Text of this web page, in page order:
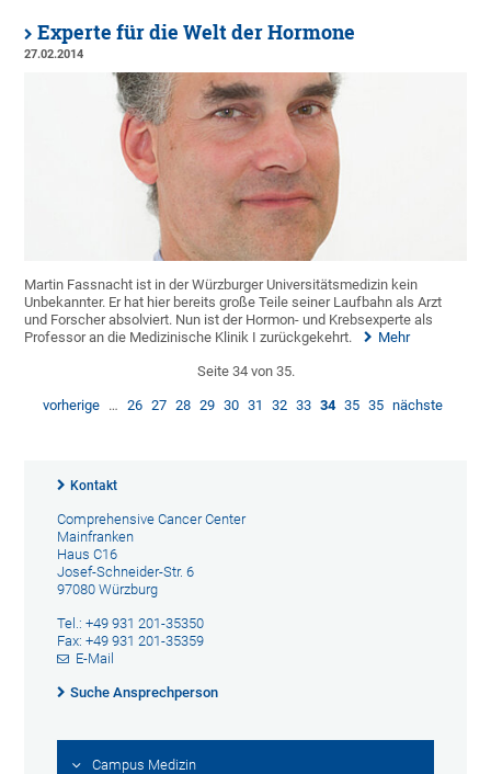
Experte für die Welt der Hormone
27.02.2014
Martin Fassnacht ist in der Würzburger Universitätsmedizin kein
Unbekannter. Er hat hier bereits große Teile seiner Laufbahn als Arzt
und Forscher absolviert. Nun ist der Hormon- und Krebsexperte als
Professor an die Medizinische Klinik I zurückgekehrt.
Mehr
Seite 34 von 35.
vorherige … 26 27 28 29 30 31 32 33 34 35 35 nächste
Kontakt
Comprehensive Cancer Center
Mainfranken
Haus C16
Josef-Schneider-Str. 6
97080 Würzburg
Tel.: +49 931 201-35350
Fax: +49 931 201-35359
E-Mail
Suche Ansprechperson
Campus Medizin